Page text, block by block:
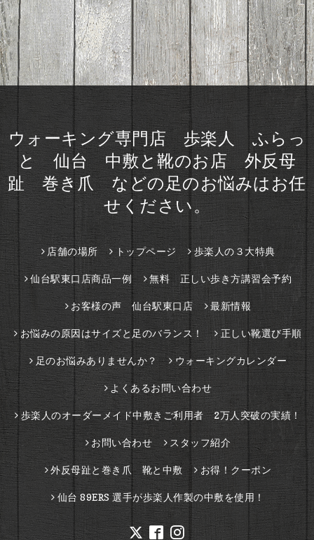
ウォーキング専門店 歩楽人 ふらっ
と 仙台 中敷と靴のお店 外反母
趾 巻き爪 などの足のお悩みはお任
せください。
店舗の場所 トップページ 歩楽人の３大特典
仙台駅東口店商品一例 無料 正しい歩き方講習会予約
お客様の声 仙台駅東口店 最新情報
お悩みの原因はサイズと足のバランス！ 正しい靴選び手順
足のお悩みありませんか？ ウォーキングカレンダー
よくあるお問い合わせ
歩楽人のオーダーメイド中敷きご利用者 2万人突破の実績！
お問い合わせ スタッフ紹介
外反母趾と巻き爪 靴と中敷 お得！クーポン
仙台 89ERS 選手が歩楽人作製の中敷を使用！